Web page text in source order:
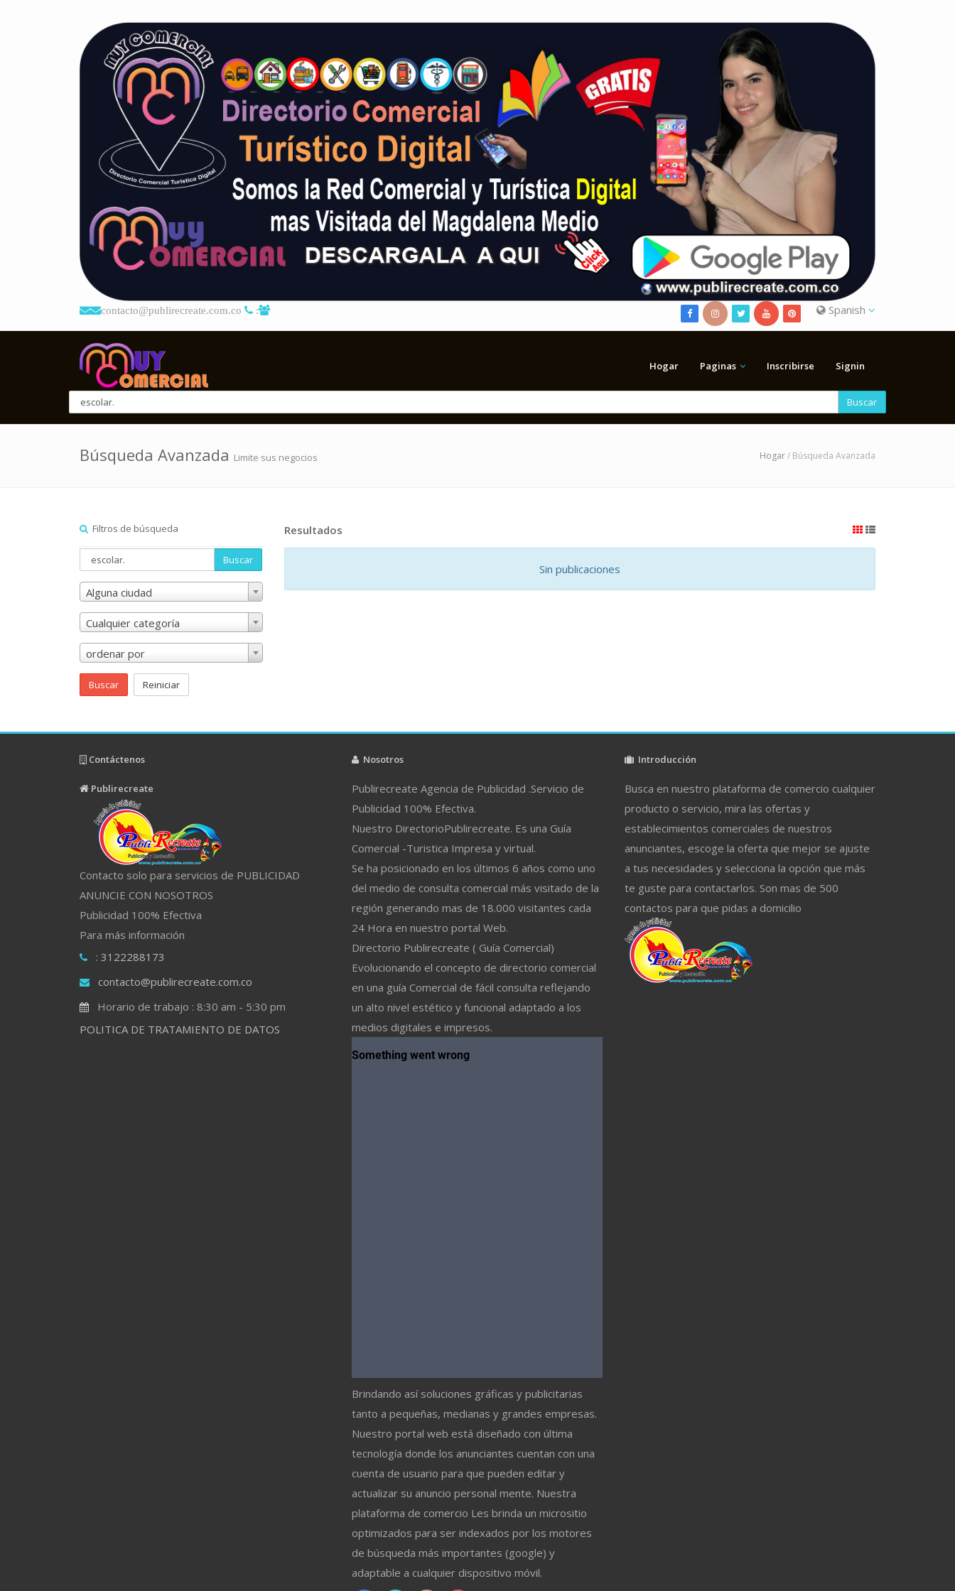
contacto@publirecreate.com.co : Spanish
Hogar Paginas Inscribirse Signin
Buscar
Búsqueda Avanzada Limite sus negocios Hogar/ Búsqueda Avanzada
Filtros de búsqueda
Buscar
Alguna ciudad
Cualquier categoría
ordenar por
Buscar Reiniciar
Resultados
Sin publicaciones
Contáctenos
Publirecreate
Contacto solo para servicios de PUBLICIDAD
ANUNCIE CON NOSOTROS
Publicidad 100% Efectiva
Para más información
: 3122288173
contacto@publirecreate.com.co
Horario de trabajo : 8:30 am - 5:30 pm
POLITICA DE TRATAMIENTO DE DATOS
Nosotros
Publirecreate Agencia de Publicidad .Servicio de
Publicidad 100% Efectiva.
Nuestro DirectorioPublirecreate. Es una Guía
Comercial -Turistica Impresa y virtual.
Se ha posicionado en los últimos 6 años como uno
del medio de consulta comercial más visitado de la
región generando mas de 18.000 visitantes cada
24 Hora en nuestro portal Web.
Directorio Publirecreate ( Guía Comercial)
Evolucionando el concepto de directorio comercial
en una guía Comercial de fácil consulta reflejando
un alto nivel estético y funcional adaptado a los
medios digitales e impresos.
Brindando así soluciones gráficas y publicitarias
tanto a pequeñas, medianas y grandes empresas.
Nuestro portal web está diseñado con última
tecnología donde los anunciantes cuentan con una
cuenta de usuario para que pueden editar y
actualizar su anuncio personal mente. Nuestra
plataforma de comercio Les brinda un micrositio
optimizados para ser indexados por los motores
de búsqueda más importantes (google) y
adaptable a cualquier dispositivo móvil.
Introducción
Busca en nuestro plataforma de comercio cualquier
producto o servicio, mira las ofertas y
establecimientos comerciales de nuestros
anunciantes, escoge la oferta que mejor se ajuste
a tus necesidades y selecciona la opción que más
te guste para contactarlos. Son mas de 500
contactos para que pidas a domicilio